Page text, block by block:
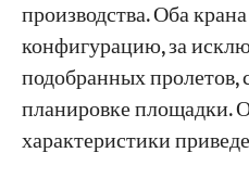
производства. Оба
конфигурацию, за
подобранных
планировке площадки.
характеристики